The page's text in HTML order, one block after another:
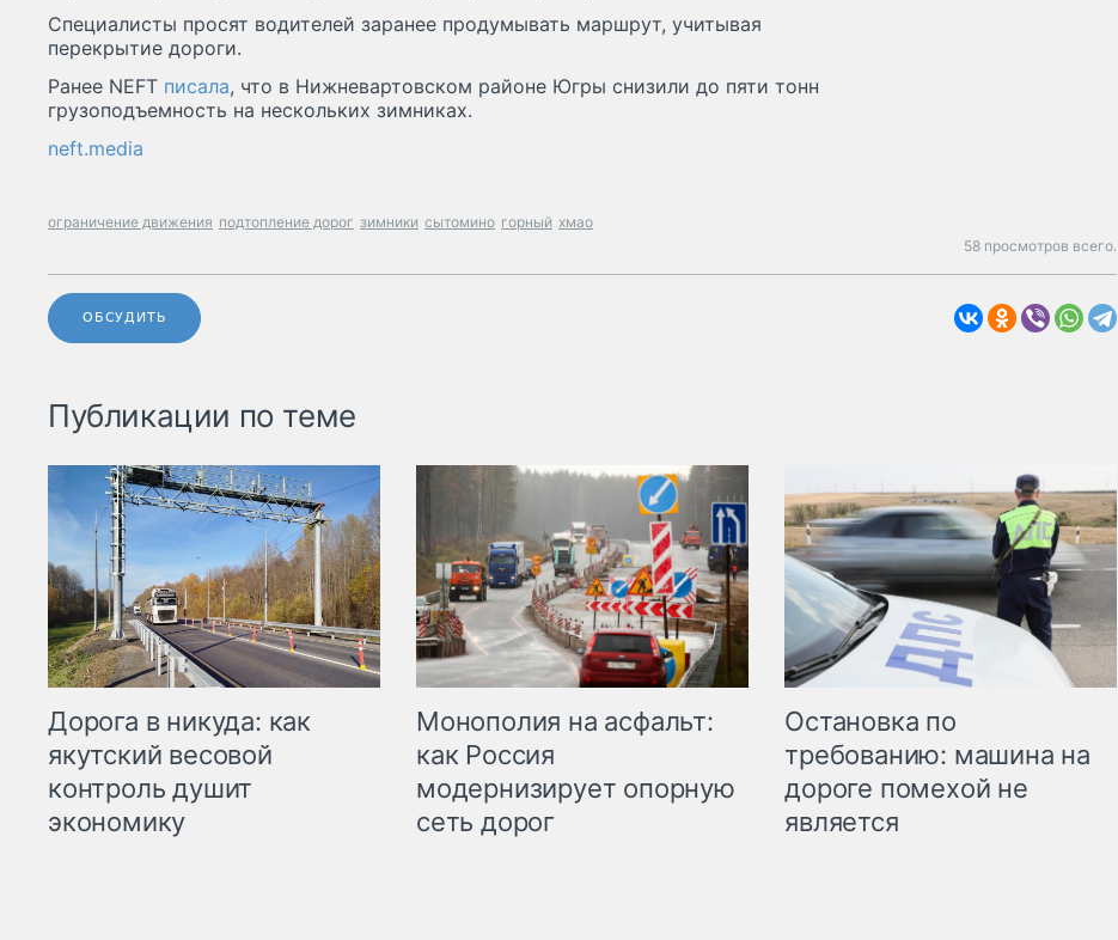
Специалисты просят водителей заранее продумывать маршрут, учитывая
перекрытие дороги.
Ранее NEFT писала, что в Нижневартовском районе Югры снизили до пяти тонн
грузоподъемность на нескольких зимниках.
neft.media
ограничение движения подтопление дорог зимники сытомино горный хмао
58 просмотров всего.
ОБСУДИТЬ
Публикации по теме
Дорога в никуда: как
якутский весовой
контроль душит
экономику
Монополия на асфальт:
как Россия
модернизирует опорную
сеть дорог
Остановка по
требованию: машина на
дороге помехой не
является